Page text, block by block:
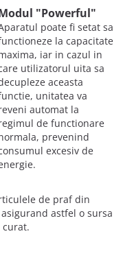
"Powerful"
poate fi setat sa
la capacitate
iar in cazul in
utilizatorul uita sa
aceasta
unitatea va
automat la
de functionare
prevenind
excesiv de
de praf din
astfel o sursa
curat.